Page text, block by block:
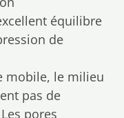
équilibre
de
mobile, le milieu
pas de
pores